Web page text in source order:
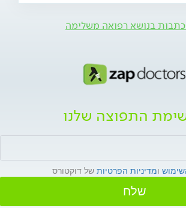
בנושא רפואה משלימה
התפוצה שלנו
ומדיניות הפרטיות של דוקטורס
שלח